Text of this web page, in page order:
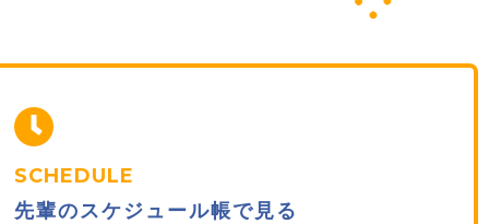
SCHEDULE
先輩のスケジュール帳で見る